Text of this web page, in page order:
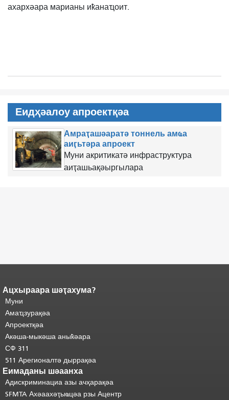
ахархәара марианы иҟанаҵоит.
Еидҳәалоу апроектқәа
Амраҭашәаратә тоннель амҩа
аиӷьтәра апроект
Муни акритикатә инфраструктура
аиҭашьақәыргылара
Ацхыраара шәҭахума?
Муни
Амаҵзурақәа
Апроектқәа
Акәша-мыкәша аныҟәара
СФ 311
511 Арегионалтә дыррақәа
Еимаданы шәаанха
Адискриминациа азы ачҳарақәа
SFMTA Ахәаахәҭыҩцәа рзы Ацентр